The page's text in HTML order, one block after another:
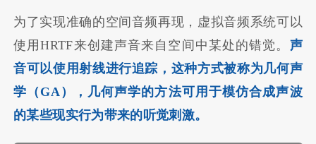
为了实现准确的空间音频再现，虚拟音频系统可以
使用HRTF来创建声音来自空间中某处的错觉。 声
音可以使用射线进行追踪，这种方式被称为几何声
学（GA），几何声学的方法可用于模仿合成声波
的某些现实行为带来的听觉刺激。